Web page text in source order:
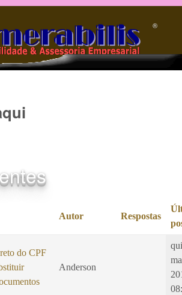
para o conteúdo principal
®️
Autor Respostas
do CPF
Anderson